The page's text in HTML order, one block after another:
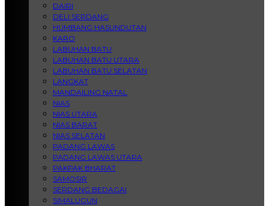
DAIRI
DELI SERDANG
HUMBANG HASUNDUTAN
KARO
LABUHAN BATU
LABUHAN BATU UTARA
LABUHAN BATU SELATAN
LANGKAT
MANDAILING NATAL
NIAS
NIAS UTARA
NIAS BARAT
NIAS SELATAN
PADANG LAWAS
PADANG LAWAS UTARA
PAKPAK BHARAT
SAMOSIR
SERDANG BEDAGAI
SIMALUGUN